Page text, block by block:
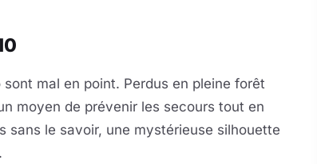
mal en point. Perdus en pleine forêt
moyen de prévenir les secours tout en
sans le savoir, une mystérieuse silhouette